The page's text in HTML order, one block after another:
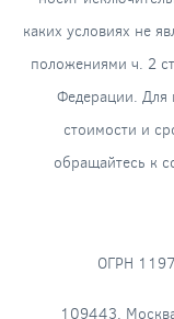
каких условиях не
положениями ч. 2
Федерации. Для
стоимости и
обращайтесь к
ОГРН
109443,